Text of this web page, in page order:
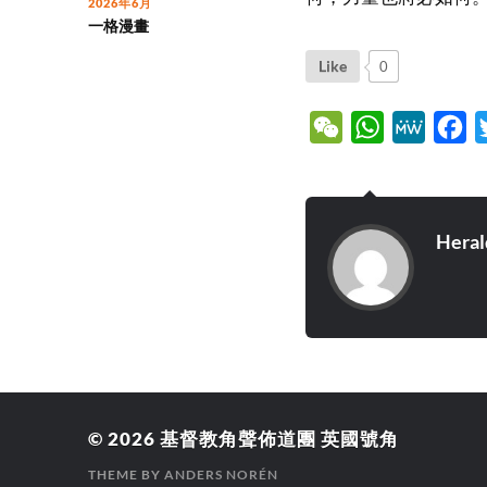
2026年6月
一格漫畫
Like 0
WeChatWhatsApp
MeWe
© 2026 基督教角聲佈道團 英國號角
THEME BY ANDERS NORÉN